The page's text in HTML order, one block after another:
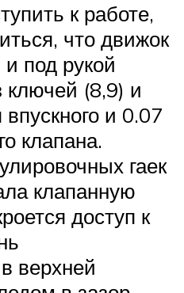
к работе,
что движок
под рукой
ключей (8,9) и
и 0.07
клапана.
гаек
клапанную
доступ к
верхней